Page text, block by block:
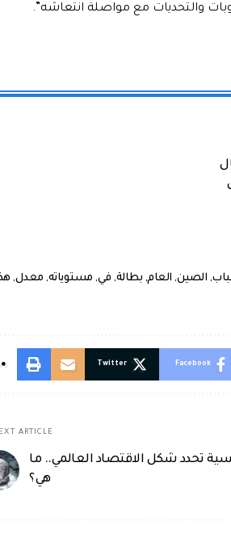
والتحديات مع مواصلة انتعاشه”.
, الصين, العام, بطالة, في, مستوياته, معدل,
Facebook
Twitter
ARTICLE
تحدد شكل الاقتصاد العالمي.. ما
هي؟